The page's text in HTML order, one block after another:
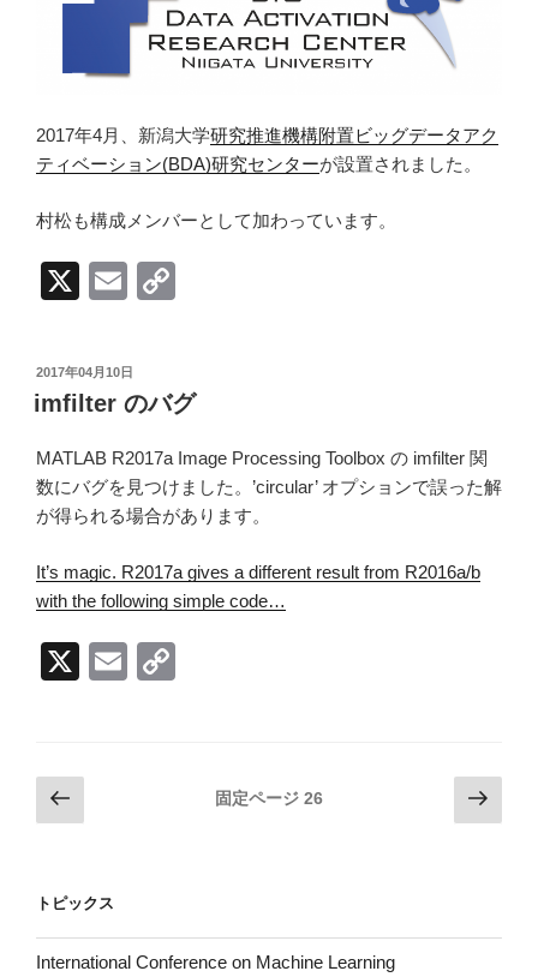
2017年4月、新潟大学研究推進機構附置ビッグデータアク
ティベーション(BDA)研究センターが設置されました。
村松も構成メンバーとして加わっています。
X
E
ail
y
n
k
投
稿
日:
2017年04月10日
imfilter のバグ
MATLAB R2017a Image Processing Toolbox の imfilter 関
数にバグを見つけました。’circular’ オプションで誤った解
が得られる場合があります。
It’s magic. R2017a gives a different result from R2016a/b
with the following simple code…
X
E
投
稿
ビ
ー
の
ジ
固定ページ 26
次
の
トピックス
International Conference on Machine Learning